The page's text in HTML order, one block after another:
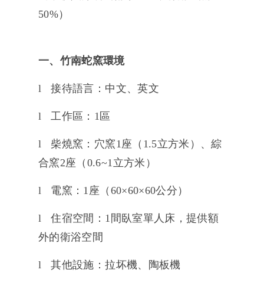
50%）
一、竹南蛇窯環境
l 接待語言：中文、英文
l 工作區：1區
l 柴燒窯： 穴窯1座（1.5立方米）、綜
合窯2座（0.6~1立方米）
l 電窯：1座（60×60×60公分）
l 住宿空間：1間臥室單人床，提供額
外的衛浴空間
l 其他設施：拉坏機、陶板機